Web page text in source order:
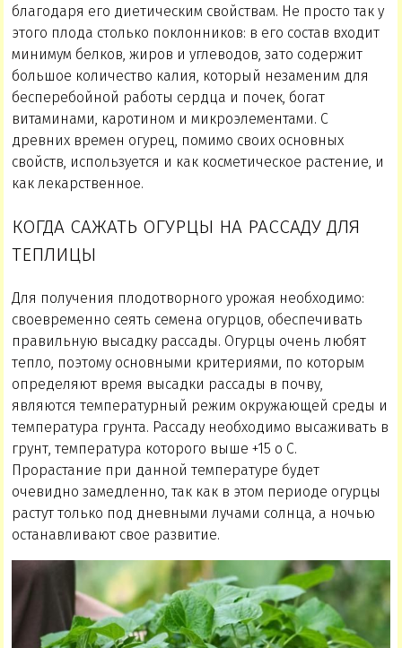
благодаря его диетическим свойствам. Не просто так у
этого плода столько поклонников: в его состав входит
минимум белков, жиров и углеводов, зато содержит
большое количество калия, который незаменим для
бесперебойной работы сердца и почек, богат
витаминами, каротином и микроэлементами. С
древних времен огурец, помимо своих основных
свойств, используется и как косметическое растение, и
как лекарственное.
КОГДА САЖАТЬ ОГУРЦЫ НА РАССАДУ ДЛЯ
ТЕПЛИЦЫ
Для получения плодотворного урожая необходимо:
своевременно сеять семена огурцов, обеспечивать
правильную высадку рассады. Огурцы очень любят
тепло, поэтому основными критериями, по которым
определяют время высадки рассады в почву,
являются температурный режим окружающей среды и
температура грунта. Рассаду необходимо высаживать в
грунт, температура которого выше +15 о С.
Прорастание при данной температуре будет
очевидно замедленно, так как в этом периоде огурцы
растут только под дневными лучами солнца, а ночью
останавливают свое развитие.